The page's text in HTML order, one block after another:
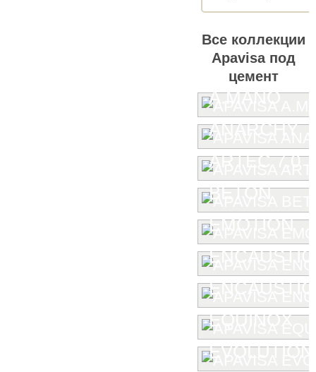
Все коллекции
Apavisa под
цемент
A.MANO
ANARCHY
ARTEC 7.0
BETON
EMOTION
ENCAUSTIC
EQUINOX
EVOLUTION